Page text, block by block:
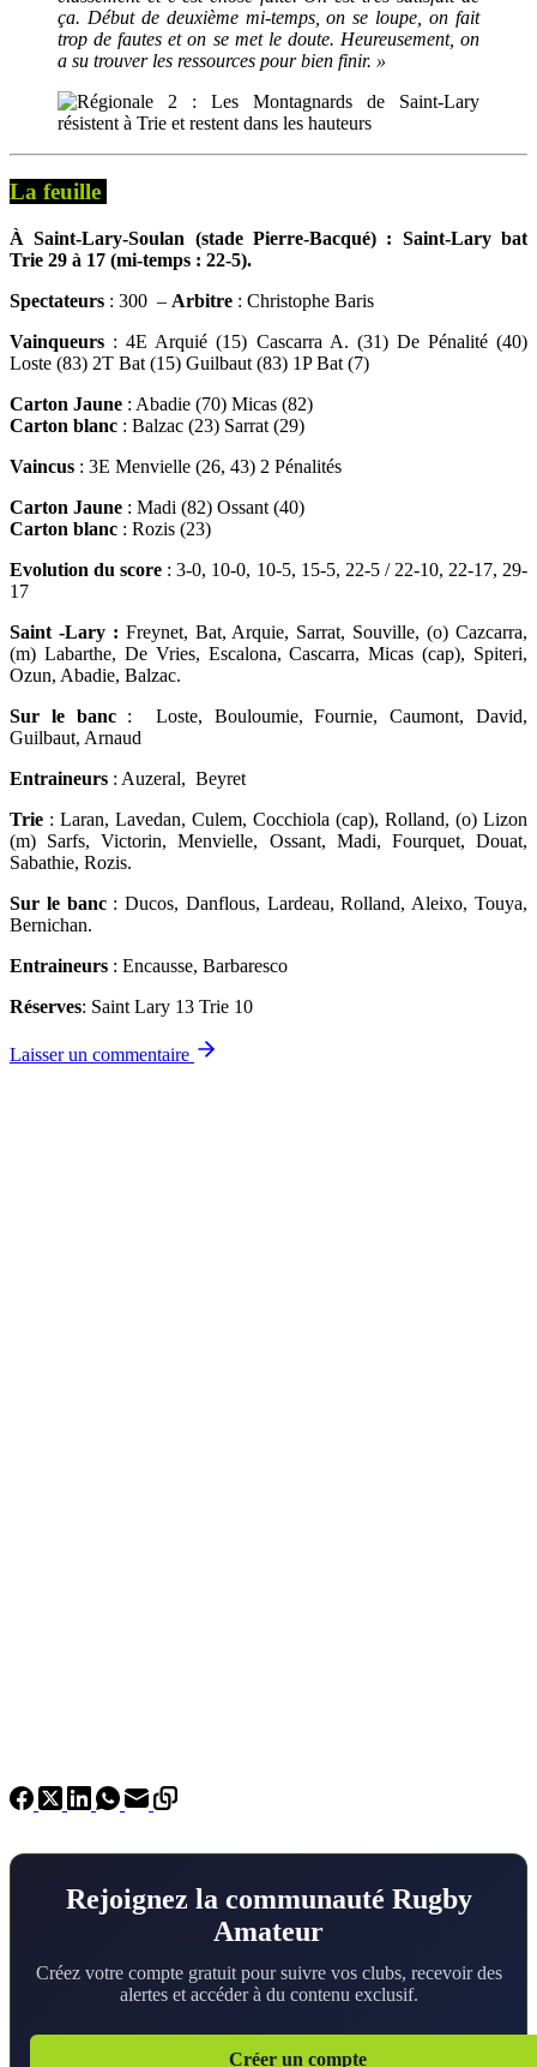
ça. Début de deuxième mi-temps, on se loupe, on fait
trop de fautes et on se met le doute. Heureusement, on
a su trouver les ressources pour bien finir. »
La feuille
À Saint-Lary-Soulan (stade Pierre-Bacqué) : Saint-Lary bat
Trie 29 à 17 (mi-temps : 22-5).
Spectateurs : 300 – Arbitre : Christophe Baris
Vainqueurs : 4E Arquié (15) Cascarra A. (31) De Pénalité (40)
Loste (83) 2T Bat (15) Guilbaut (83) 1P Bat (7)
Carton Jaune : Abadie (70) Micas (82)
Carton blanc : Balzac (23) Sarrat (29)
Vaincus : 3E Menvielle (26, 43) 2 Pénalités
Carton Jaune : Madi (82) Ossant (40)
Carton blanc : Rozis (23)
Evolution du score : 3-0, 10-0, 10-5, 15-5, 22-5 / 22-10, 22-17, 29-
17
Saint -Lary : Freynet, Bat, Arquie, Sarrat, Souville, (o) Cazcarra,
(m) Labarthe, De Vries, Escalona, Cascarra, Micas (cap), Spiteri,
Ozun, Abadie, Balzac.
Sur le banc: Loste, Bouloumie, Fournie, Caumont, David,
Guilbaut, Arnaud
Entraineurs : Auzeral, Beyret
Trie : Laran, Lavedan, Culem, Cocchiola (cap), Rolland, (o) Lizon
(m) Sarfs, Victorin, Menvielle, Ossant, Madi, Fourquet, Douat,
Sabathie, Rozis.
Sur le banc: Ducos, Danflous, Lardeau, Rolland, Aleixo, Touya,
Bernichan.
Entraineurs : Encausse, Barbaresco
Réserves: Saint Lary 13 Trie 10
Laisser un commentaire
Rejoignez la communauté Rugby
Amateur
Créez votre compte gratuit pour suivre vos clubs, recevoir des
alertes et accéder à du contenu exclusif.
Créer un compte